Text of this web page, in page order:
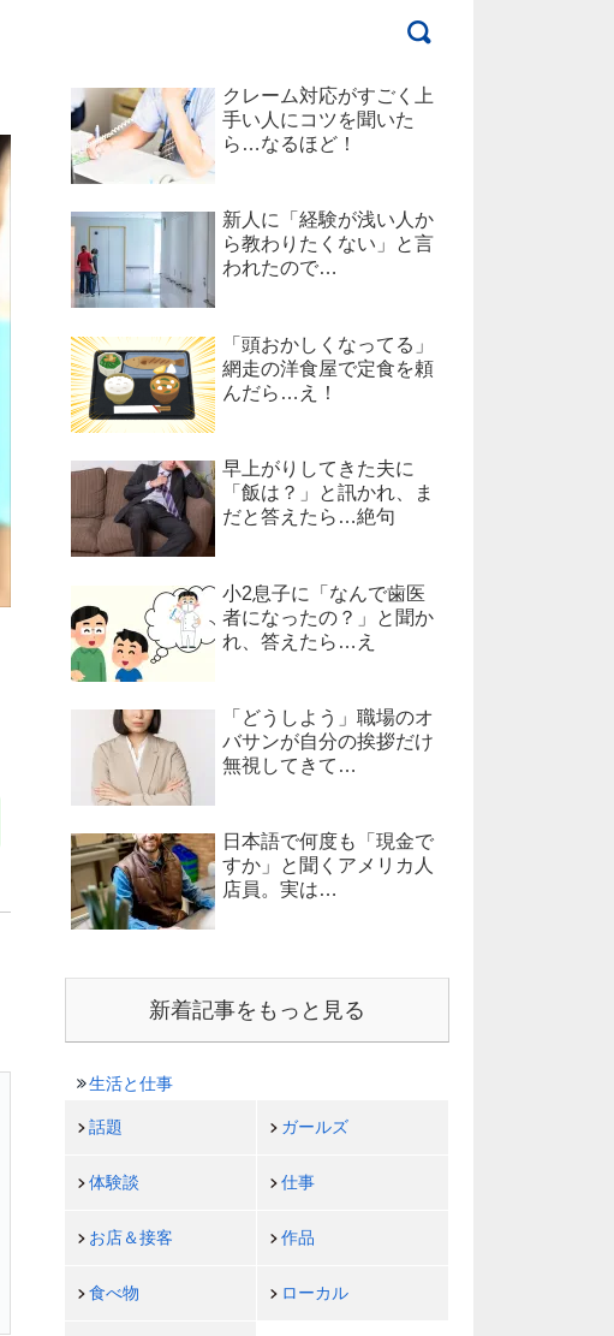
クレーム対応がすごく上
手い人にコツを聞いた
ら…なるほど！
新人に「経験が浅い人か
ら教わりたくない」と言
われたので…
「頭おかしくなってる」
網走の洋食屋で定食を頼
んだら…え！
早上がりしてきた夫に
「飯は？」と訊かれ、ま
だと答えたら…絶句
小2息子に「なんで歯医
者になったの？」と聞か
れ、答えたら…え
「どうしよう」職場のオ
バサンが自分の挨拶だけ
無視してきて…
日本語で何度も「現金で
すか」と聞くアメリカ人
店員。実は…
新着記事をもっと見る
生活と仕事
話題 ガールズ
体験談 仕事
お店＆接客 作品
食べ物 ローカル